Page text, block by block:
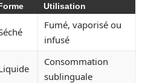
Utilisation
Fumé, vaporisé ou
infusé
Consommation
sublinguale